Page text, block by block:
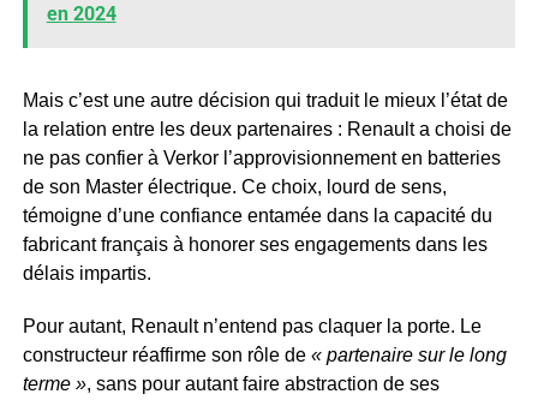
en 2024
Mais c’est une autre décision qui traduit le mieux l’état de
la relation entre les deux partenaires : Renault a choisi de
ne pas confier à Verkor l’approvisionnement en batteries
de son Master électrique. Ce choix, lourd de sens,
témoigne d’une confiance entamée dans la capacité du
fabricant français à honorer ses engagements dans les
délais impartis.
Pour autant, Renault n’entend pas claquer la porte. Le
constructeur réaffirme son rôle de « partenaire sur le long
terme », sans pour autant faire abstraction de ses